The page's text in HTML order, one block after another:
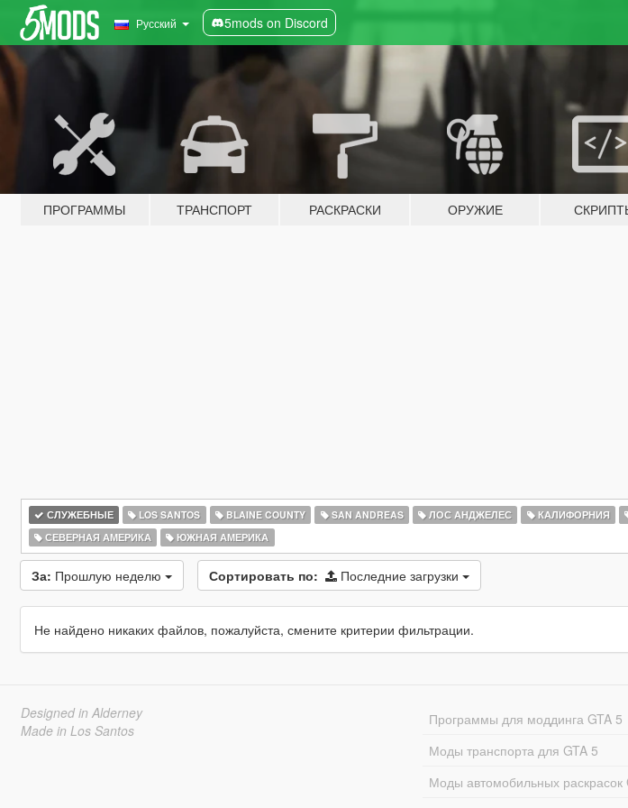
Русский 5mods on Discord
ПРОГРАММЫ ТРАНСПОРТ РАСКРАСКИ ОРУЖИЕ
СЛУЖЕБНЫЕ LOS SANTOS BLAINE COUNTY SAN ANDREAS ЛОС АНДЖЕЛЕС КАЛИФОРНИЯ
СЕВЕРНАЯ АМЕРИКА
ЮЖНАЯ АМЕРИКА
За: Прошлую неделю Сортировать по: Последние загрузки
Не найдено никаких файлов, пожалуйста, смените критерии фильтрации.
Designed in Alderney
Made in Los Santos
Программы для моддинга GTA 5
Моды транспорта для GTA 5
Моды автомобильных раскрасок